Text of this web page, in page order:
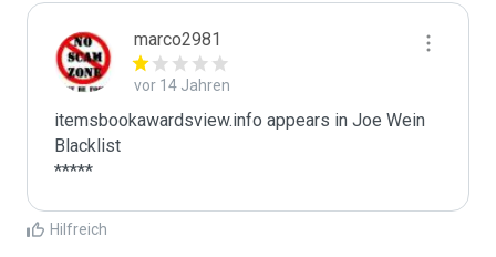
marco2981
vor 14 Jahren
itemsbookawardsview.info appears in Joe Wein
Blacklist
*****
Hilfreich